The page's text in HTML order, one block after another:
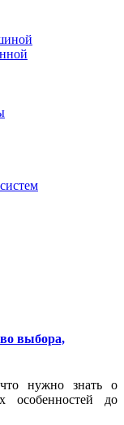
выбора,
нужно знать о
особенностей до